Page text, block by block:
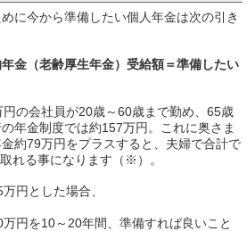
に今から準備したい個人年金は次の引き
金（老齢厚生年金）受給額＝準備したい
の会社員が20歳～60歳まで勤め、65歳
年金制度では約157万円。これに奥さま
約79万円をプラスすると、夫婦で合計で
れる事になります（※）。
円とした場合、
円を10～20年間、準備すれば良いこと